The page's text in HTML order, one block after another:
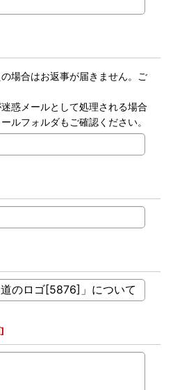
場合はお返事が届きません。ご
惑メールとして処理される場合
ルフォルダもご確認ください。
]